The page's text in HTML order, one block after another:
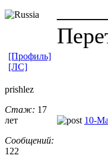
[Профиль]
[ЛС]
prishlez
Стаж: 17
лет
Сообщений:
122
10-